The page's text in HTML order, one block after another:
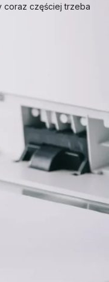
coraz częściej trzeba